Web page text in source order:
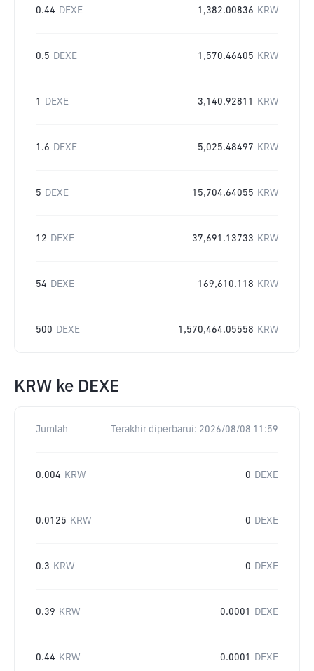
0.44 DEXE 1,382.00836 KRW
0.5 DEXE 1,570.46405 KRW
1 DEXE 3,140.92811 KRW
1.6 DEXE 5,025.48497 KRW
5 DEXE 15,704.64055 KRW
12 DEXE 37,691.13733 KRW
54 DEXE 169,610.118 KRW
500 DEXE 1,570,464.05558 KRW
KRW ke DEXE
Jumlah Terakhir diperbarui: 2026/08/08 11:59
0.004 KRW 0 DEXE
0.0125 KRW 0 DEXE
0.3 KRW 0 DEXE
0.39 KRW 0.0001 DEXE
0.44 KRW 0.0001 DEXE